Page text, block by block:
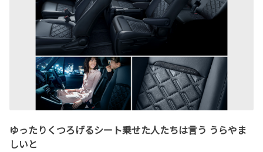
ゆったりくつろげるシート乗せた人たちは言う うらやま
しいと